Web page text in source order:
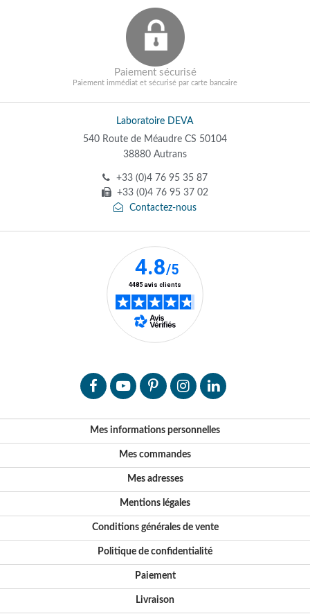
Paiement sécurisé
Paiement immédiat et sécurisé par carte bancaire
Laboratoire DEVA
540 Route de Méaudre CS 50104
38880 Autrans
+33 (0)4 76 95 35 87
+33 (0)4 76 95 37 02
Contactez-nous
Mes informations personnelles
Mes commandes
Mes adresses
Mentions légales
Conditions générales de vente
Politique de confidentialité
Paiement
Livraison